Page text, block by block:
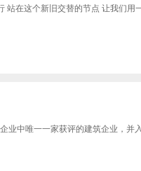
在这个新旧交替的节点 让我们用
中唯一一家获评的建筑企业，并